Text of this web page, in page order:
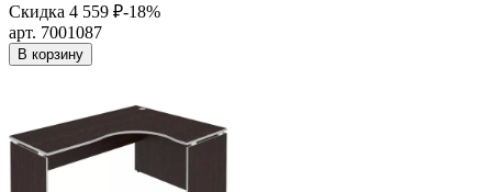
Скидка 4 559 ₽-18%
арт. 7001087
В корзину